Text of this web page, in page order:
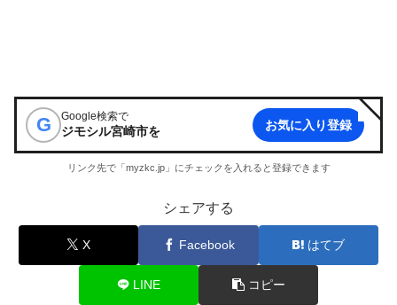
G Google検索で
ジモシル宮崎市を お気に入り登録
リンク先で「myzkc.jp」にチェックを入れると登録できます
シェアする
X Facebook はてブ
LINE コピー